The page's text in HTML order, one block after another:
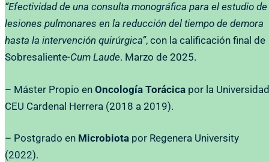
“Efectividad de una consulta monográfica para el estudio de
lesiones pulmonares en la reducción del tiempo de demora
hasta la intervención quirúrgica”, con la calificación final de
Sobresaliente-Cum Laude. Marzo de 2025.
– Máster Propio en Oncología Torácica por la Universidad
CEU Cardenal Herrera (2018 a 2019).
– Postgrado en Microbiota por Regenera University
(2022).